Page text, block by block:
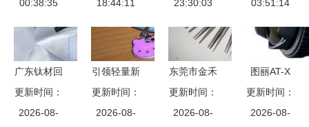
长古元纯钛
00:38:35
生活
LIFE日本进
口纯钛炒锅
30cm
18:44:11
升级
23:30:03
款黄金智能
21999元、
亮眼
03:51:14
广东钛材回
收 让废旧
钛金属与滞
更新时间：
2026-08-
引领轻量新
美学 日本
原产钛饰圈
更新时间：
2026-08-
东莞市金禾
钛金属制品
钛制眼镜领
更新时间：
2026-08-
图丽AT-X
107 DX
Fisheye佳
更新时间：
2026-08-